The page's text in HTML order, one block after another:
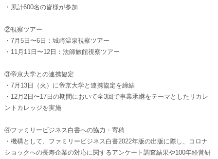
・累計600名の皆様が参加
②視察ツアー
・7月5日〜6日：城崎温泉視察ツアー
・11月11日〜12日：法師旅館視察ツアー
③帝京大学との連携協定
・7月13日（火）に帝京大学と連携協定を締結
・12月2日〜17日の期間において全3回で事業承継をテーマとしたリカレ
ントカレッジを実施
④ファミリービジネス白書への協力・寄稿
・機構として、ファミリービジネス白書2022年版の出版に際し、コロナ
ショックへの長寿企業の対応に関するアンケート調査結果や100年経営研